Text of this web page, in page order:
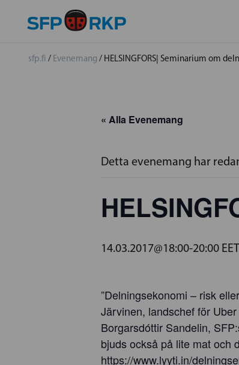
sfp.fi / Evenemang / HELSINGFORS| Seminarium om
« Alla Evenemang
Detta evenemang har
14.03.2017@18:00-20:00 EET
”Delningsekonomi – risk
Järvinen, landschef för
Borgarsdóttir Sandelin,
bjuds också på lite mat och
https://www.lyyti.in/